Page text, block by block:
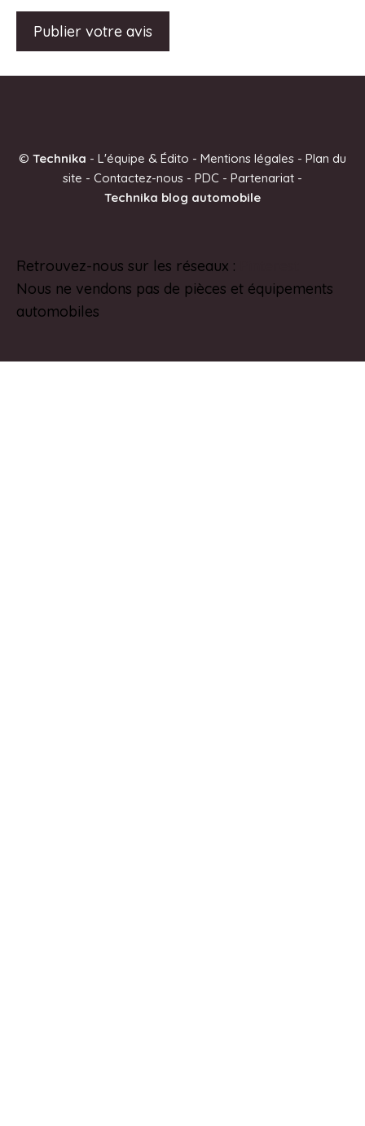
r
v
e
:
© Technika - L'équipe & Édito - Mentions légales - Plan du
site - Contactez-nous - PDC - Partenariat -
Technika blog automobile
Retrouvez-nous sur les réseaux :
Nous ne vendons pas de pièces et équipements
automobiles